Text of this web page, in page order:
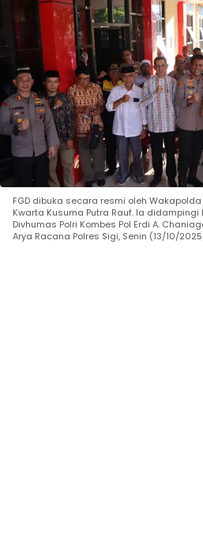
FGD dibuka secara resmi oleh Wakapolda
Kwarta Kusuma Putra Rauf. Ia didampingi
Divhumas Polri Kombes Pol Erdi A.
Arya Racana Polres Sigi, Senin (13/10/